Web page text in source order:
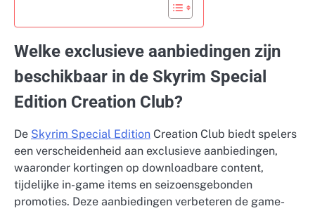
Welke exclusieve aanbiedingen zijn
beschikbaar in de Skyrim Special
Edition Creation Club?
De Skyrim Special Edition Creation Club biedt spelers
een verscheidenheid aan exclusieve aanbiedingen,
waaronder kortingen op downloadbare content,
tijdelijke in-game items en seizoensgebonden
promoties. Deze aanbiedingen verbeteren de game-